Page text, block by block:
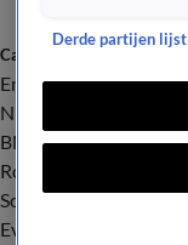
Categorieën
Entertainment
Nieuws
BN'ers
Royalty
Songfestival
Evenementen
Derde partijen lijst